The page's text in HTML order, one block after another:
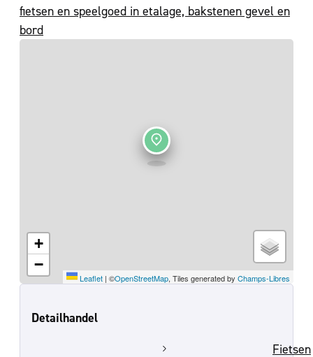
+
−
Leaflet | ©OpenStreetMap, Tiles generated by Champs-Libres
Detailhandel
Fietsen